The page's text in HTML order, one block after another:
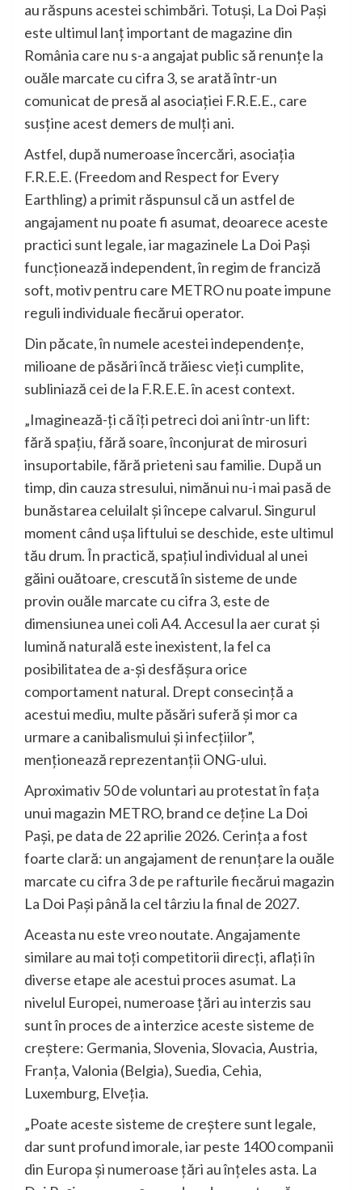
au răspuns acestei schimbări. Totuși, La Doi Pași
este ultimul lanț important de magazine din
România care nu s-a angajat public să renunțe la
ouăle marcate cu cifra 3, se arată într-un
comunicat de presă al asociației F.R.E.E., care
susține acest demers de mulți ani.
Astfel, după numeroase încercări, asociația
F.R.E.E. (Freedom and Respect for Every
Earthling) a primit răspunsul că un astfel de
angajament nu poate fi asumat, deoarece aceste
practici sunt legale, iar magazinele La Doi Pași
funcționează independent, în regim de franciză
soft, motiv pentru care METRO nu poate impune
reguli individuale fiecărui operator.
Din păcate, în numele acestei independențe,
milioane de păsări încă trăiesc vieți cumplite,
subliniază cei de la F.R.E.E. în acest context.
„Imaginează-ți că îți petreci doi ani într-un lift:
fără spațiu, fără soare, înconjurat de mirosuri
insuportabile, fără prieteni sau familie. După un
timp, din cauza stresului, nimănui nu-i mai pasă de
bunăstarea celuilalt și începe calvarul. Singurul
moment când ușa liftului se deschide, este ultimul
tău drum. În practică, spațiul individual al unei
găini ouătoare, crescută în sisteme de unde
provin ouăle marcate cu cifra 3, este de
dimensiunea unei coli A4. Accesul la aer curat și
lumină naturală este inexistent, la fel ca
posibilitatea de a-și desfășura orice
comportament natural. Drept consecință a
acestui mediu, multe păsări suferă și mor ca
urmare a canibalismului și infecțiilor”,
menționează reprezentanții ONG-ului.
Aproximativ 50 de voluntari au protestat în fața
unui magazin METRO, brand ce deține La Doi
Pași, pe data de 22 aprilie 2026. Cerința a fost
foarte clară: un angajament de renunțare la ouăle
marcate cu cifra 3 de pe rafturile fiecărui magazin
La Doi Pași până la cel târziu la final de 2027.
Aceasta nu este vreo noutate. Angajamente
similare au mai toți competitorii direcți, aflați în
diverse etape ale acestui proces asumat. La
nivelul Europei, numeroase țări au interzis sau
sunt în proces de a interzice aceste sisteme de
creștere: Germania, Slovenia, Slovacia, Austria,
Franța, Valonia (Belgia), Suedia, Cehia,
Luxemburg, Elveția.
„Poate aceste sisteme de creștere sunt legale,
dar sunt profund imorale, iar peste 1400 companii
din Europa și numeroase țări au înțeles asta. La